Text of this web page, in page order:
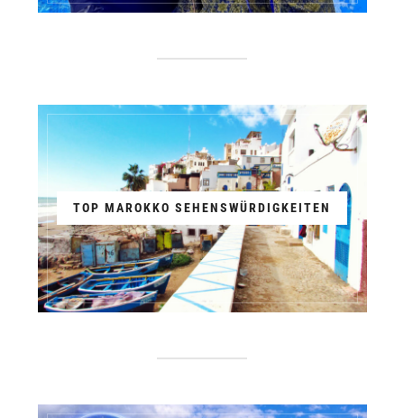
TOP MAROKKO SEHENSWÜRDIGKEITEN